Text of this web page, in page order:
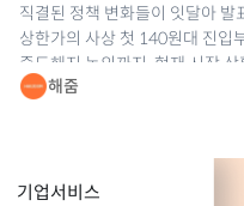
직결된 정책 변화들이 잇달아
상한가의 사상 첫 140원대 진입
중도해지 논의까지. 현재 시장
할 실무 대응 전략을 해줌이 정
해줌
기업서비스